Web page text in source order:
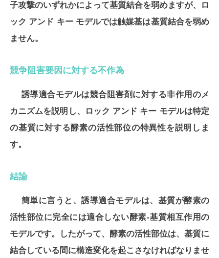
子攻撃のいずれかによって基質結合を弱めますが、ロ
ック アンド キー モデルでは触媒基は基質結合を弱め
ません。
競争阻害要因に対する不作為
誘導適合モデルは競合阻害剤に対する非作用のメ
カニズムを説明し、ロック アンド キー モデルは特定
の基質に対する酵素の活性部位の特異性を説明しま
す。
結論
簡単に言うと、誘導適合モデルは、基質が酵素の
活性部位に完全には適合しない酵素-基質相互作用の
モデルです。したがって、酵素の活性部位は、基質に
結合している間に構造変化を起こさなければなりませ